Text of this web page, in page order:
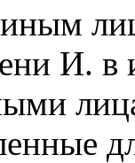
И. в